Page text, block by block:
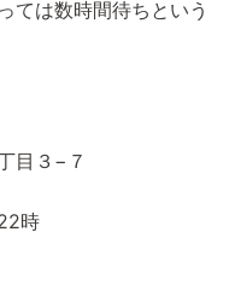
ては数時間待ちという
目３−７
時